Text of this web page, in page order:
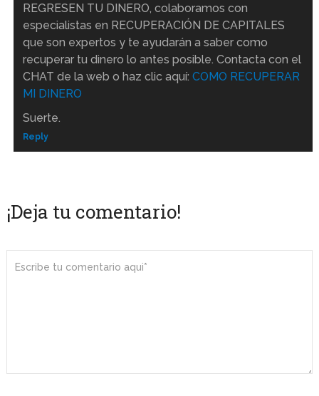
REGRESEN TU DINERO, colaboramos con
especialistas en RECUPERACIÓN DE CAPITALES
que son expertos y te ayudarán a saber como
recuperar tu dinero lo antes posible. Contacta con el
CHAT de la web o haz clic aquí: COMO RECUPERAR
MI DINERO
Suerte.
Reply
¡Deja tu comentario!